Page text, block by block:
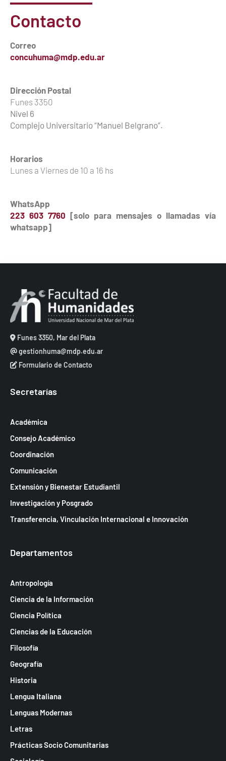
Contacto
Correo
concuhuma@mdp.edu.ar
Dirección Postal
Funes 3350
Nivel 6
Complejo Universitario “Manuel Belgrano”.
Horarios
Lunes a Viernes de 10 a 16 hs
WhatsApp
223 603 7760 [solo para mensajes o llamadas vía
whatsapp]
Funes 3350, Mar del Plata
gestionhuma@mdp.edu.ar
Formulario de Contacto
Secretarías
Académica
Consejo Académico
Coordinación
Comunicación
Extensión y Bienestar Estudiantil
Investigación y Posgrado
Transferencia, Vinculación Internacional e Innovación
Departamentos
Antropología
Ciencia de la Información
Ciencia Política
Ciencias de la Educación
Filosofía
Geografía
Historia
Lengua Italiana
Lenguas Modernas
Letras
Prácticas Socio Comunitarias